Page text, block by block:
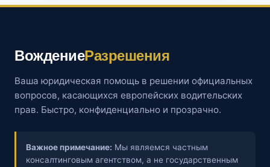
ВождениеРазрешения
Ваша юридическая помощь в решении официальных
вопросов, касающихся европейских водительских
прав. Быстро, конфиденциально и прозрачно.
Важное примечание: Мы являемся частным
консалтинговым агентством, а не государственным